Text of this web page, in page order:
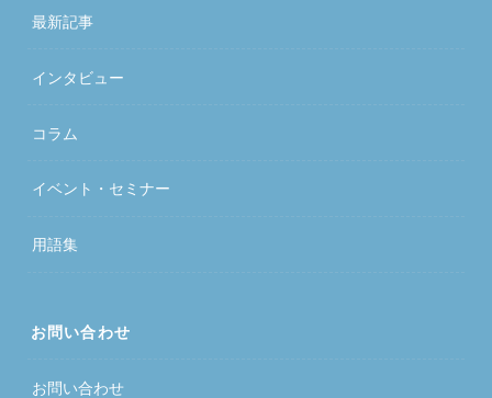
最新記事
インタビュー
コラム
イベント・セミナー
用語集
お問い合わせ
お問い合わせ